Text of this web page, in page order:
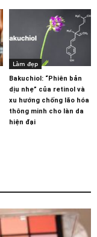
Làm đẹp
Bakuchiol: “Phiên bản
dịu nhẹ” của retinol và
xu hướng chống lão hóa
thông minh cho làn da
hiện đại